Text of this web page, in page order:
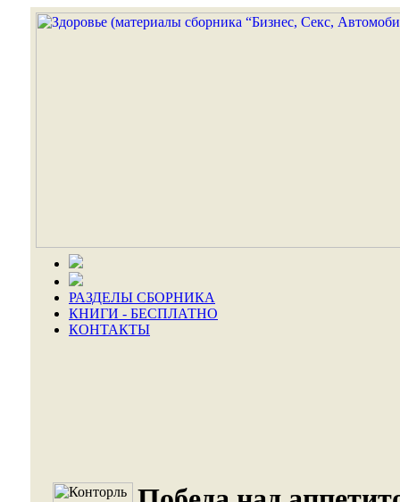
РАЗДЕЛЫ СБОРНИКА
КНИГИ - БЕСПЛАТНО
КОНТАКТЫ